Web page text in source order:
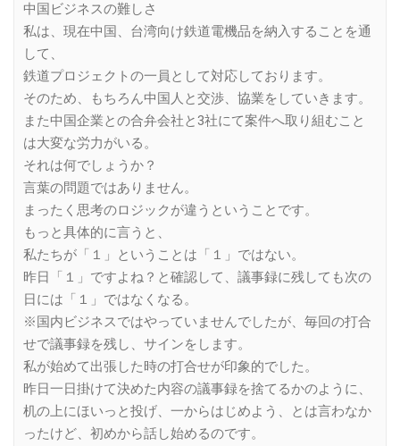
中国ビジネスの難しさ
私は、現在中国、台湾向け鉄道電機品を納入することを通
して、
鉄道プロジェクトの一員として対応しております。
そのため、もちろん中国人と交渉、協業をしていきます。
また中国企業との合弁会社と3社にて案件へ取り組むこと
は大変な労力がいる。
それは何でしょうか？
言葉の問題ではありません。
まったく思考のロジックが違うということです。
もっと具体的に言うと、
私たちが「１」ということは「１」ではない。
昨日「１」ですよね？と確認して、議事録に残しても次の
日には「１」ではなくなる。
※国内ビジネスではやっていませんでしたが、毎回の打合
せで議事録を残し、サインをします。
私が始めて出張した時の打合せが印象的でした。
昨日一日掛けて決めた内容の議事録を捨てるかのように、
机の上にほいっと投げ、一からはじめよう、とは言わなか
ったけど、初めから話し始めるのです。